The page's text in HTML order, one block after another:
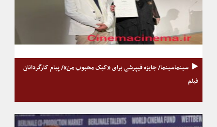
سینماسینما/ جایزه فیپرشی برای «کیک محبوب من»/ پیام کارگردانان
فیلم